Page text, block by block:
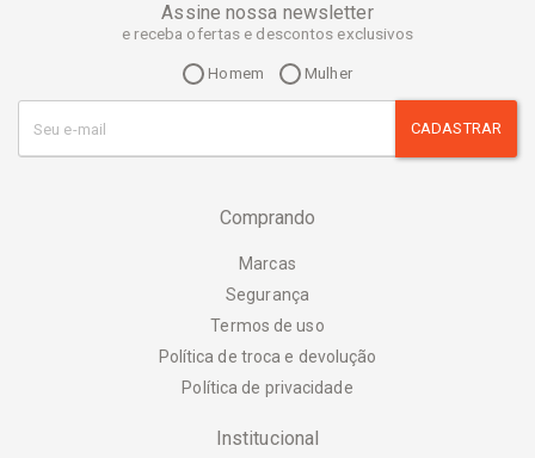
Assine nossa newsletter
e receba ofertas e descontos exclusivos
Homem Mulher
CADASTRAR
Comprando
Marcas
Segurança
Termos de uso
Política de troca e devolução
Política de privacidade
Institucional